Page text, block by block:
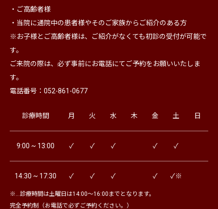
・ご高齢者様
・当院に通院中の患者様やそのご家族からご紹介のある方
※お子様とご高齢者様は、ご紹介がなくても初診の受付が可能で
す。
ご来院の際は、必ず事前にお電話にてご予約をお願いいたしま
す。
電話番号：052-861-0677
診療時間 月 火 水 木 金 土 日
9:00 ~ 13:00 ✓ ✓ ✓ ✓ ✓
14:30 ~ 17:30 ✓ ✓ ✓ ✓ ✓※
※…診療時間は土曜日は14:00～16:00までとなります。
完全予約制（お電話で必ずご予約ください。）